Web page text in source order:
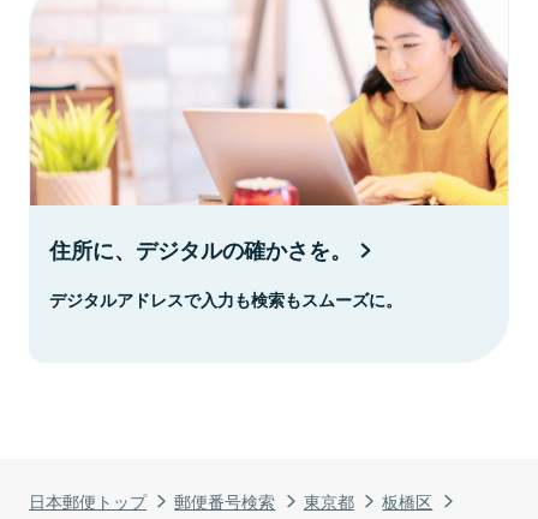
日本郵便トップ 郵便番号検索 東京都
板橋区
住所に、デジタルの確かさを。
デジタルアドレスで入力も検索もスムーズに。